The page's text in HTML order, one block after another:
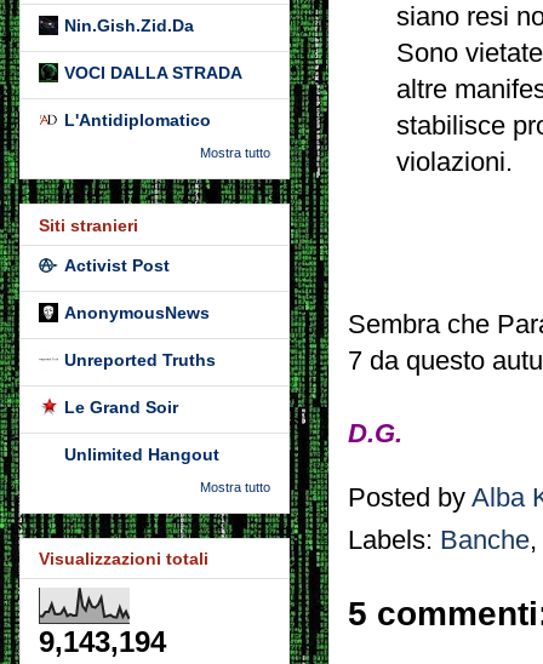
siano resi
Sono
altre
stabilisce
violazioni.
Sembra che
7 da questo
D.G.
Posted by Alba
Labels: Banche,
5
Nin.Gish.Zid.Da
VOCI DALLA STRADA
L'Antidiplomatico
Mostra tutto
Siti stranieri
Activist Post
AnonymousNews
Unreported Truths
Le Grand Soir
Unlimited Hangout
Mostra tutto
Visualizzazioni totali
9,143,194